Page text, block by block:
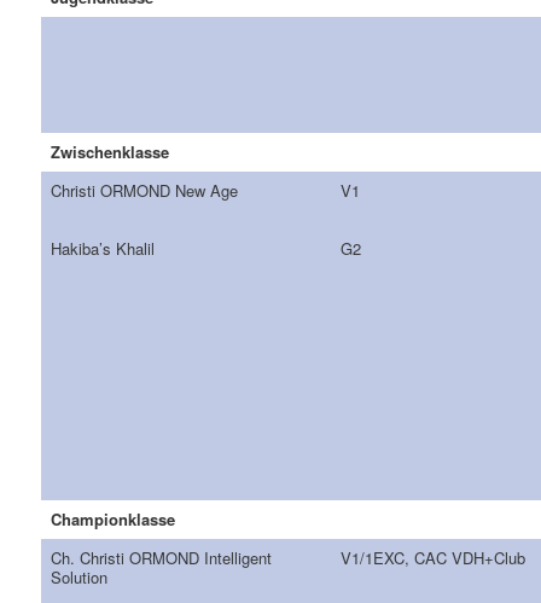
Zwischenklasse
Christi ORMOND New Age
V1
Hakiba’s Khalil G2
Championklasse
Ch. Christi ORMOND Intelligent
Solution
V1/1EXC, CAC VDH+Club